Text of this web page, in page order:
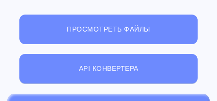
ПРОСМОТРЕТЬ ФАЙЛЫ
API КОНВЕРТЕРА